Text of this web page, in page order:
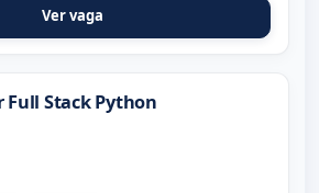
Ver vaga
Full Stack Python